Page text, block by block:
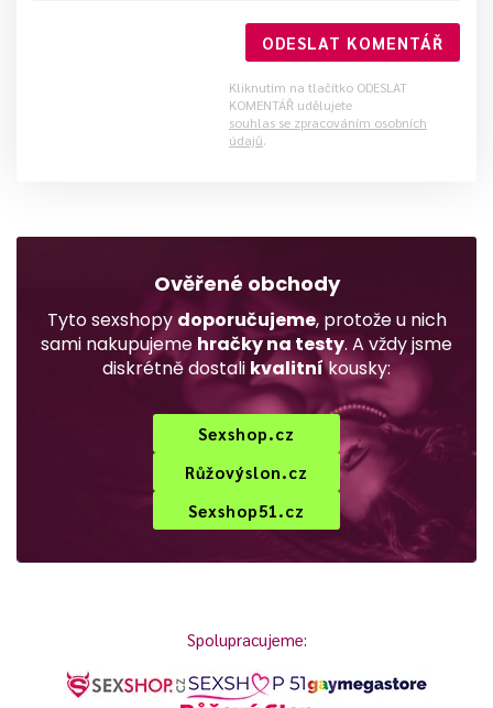
ODESLAT KOMENTÁŘ
Kliknutím na tlačítko ODESLAT
KOMENTÁŘ udělujete
souhlas se zpracováním osobních
údajů.
Ověřené obchody
Tyto sexshopy doporučujeme, protože u nich
sami nakupujeme hračky na testy. A vždy jsme
diskrétně dostali kvalitníkousky:
Sexshop.cz
Růžovýslon.cz
Sexshop51.cz
Spolupracujeme: